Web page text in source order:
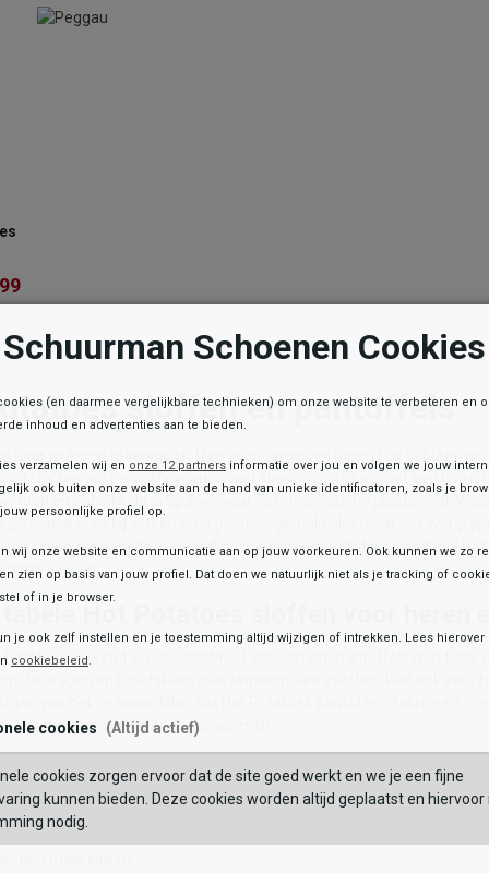
AAN WINKELTAS
sloffen en pantoffels
je sokken hebt. En daar komt dus de naam Hot Potatoes vandaan!
sokken.
Potatoes voorziet in een uitgebreid assortiment pantoffels met furry
en een grote beker chocolademelk?
sloffen
dames en heren collectie is groener dan ooit. De buitenzool is
is de super zachte binnenzool gemaakt van 100% gerecycled
Schuurman Schoenen Cookies
(en daarmee vergelijkbare technieken) om onze website te verbeteren en
inhoud en advertenties aan te bieden.
verzamelen wij en onze 12 partners informatie over jou en volgen we jouw
ook buiten onze website aan de hand van unieke identificatoren, zoals je
persoonlijke profiel op.
wij onze website en communicatie aan op jouw voorkeuren. Ook kunnen we zo
zien op basis van jouw profiel. Dat doen we natuurlijk niet als je tracking of
of in je browser.
je ook zelf instellen en je toestemming altijd wijzigen of intrekken. Lees hierover
cookiebeleid .
cookies (Altijd actief)
cookies zorgen ervoor dat de site goed werkt en we je een fijne
kunnen bieden. Deze cookies worden altijd geplaatst en hiervoor
nodig.